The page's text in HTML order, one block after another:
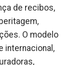
de recibos,
O modelo
internacional,